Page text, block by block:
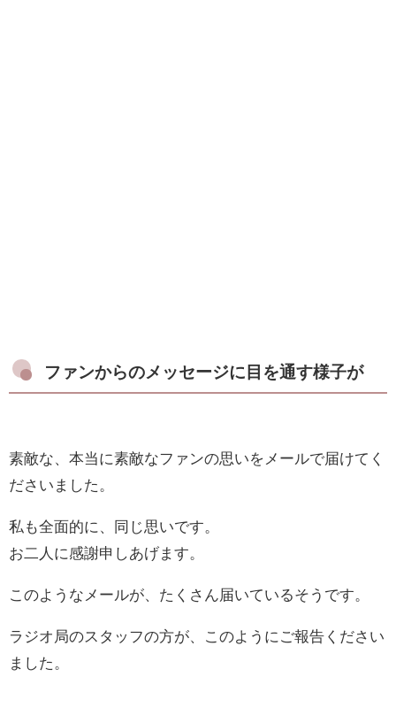
ファンからのメッセージに目を通す様子が
素敵な、本当に素敵なファンの思いをメールで届けてく
ださいました。
私も全面的に、同じ思いです。
お二人に感謝申しあげます。
このようなメールが、たくさん届いているそうです。
ラジオ局のスタッフの方が、このようにご報告ください
ました。